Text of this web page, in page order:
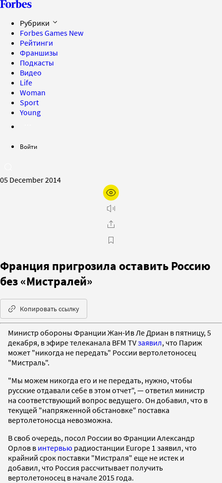
Рубрики
Forbes Games New
Рейтинги
Франшизы
Подкасты
Видео
Life
Woman
Sport
Young
Войти
05 December 2014
Франция пригрозила оставить Россию
без «Мистралей»
Копировать ссылку
Министр обороны Франции Жан-Ив Ле Дриан в пятницу, 5
декабря, в эфире телеканала BFM TVзаявил, что Париж
может "никогда не передать" России вертолетоносец
"Мистраль".
"Мы можем никогда его и не передать, нужно, чтобы
русские отдавали себе в этом отчет", — ответил министр
на соответствующий вопрос ведущего. Он добавил, что в
текущей "напряженной обстановке" поставка
вертолетоносца невозможна.
В своб очередь, посол России во Франции Александр
Орлов в интервью радиостанции Europe 1 заявил, что
крайний срок поставки "Мистраля" еще не истек и
добавил, что Россия рассчитывает получить
вертолетоносец в начале 2015 года.